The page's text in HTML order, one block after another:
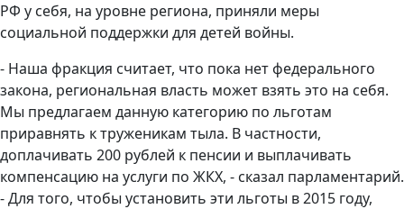
РФ у себя, на уровне региона, приняли меры
социальной поддержки для детей войны.
- Наша фракция считает, что пока нет федерального
закона, региональная власть может взять это на себя.
Мы предлагаем данную категорию по льготам
приравнять к труженикам тыла. В частности,
доплачивать 200 рублей к пенсии и выплачивать
компенсацию на услуги по ЖКХ, - сказал парламентарий.
- Для того, чтобы установить эти льготы в 2015 году,